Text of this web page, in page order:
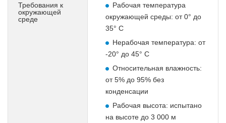
Требования к
окружающей
среде
Рабочая температура
окружающей среды: от 0° до
35° C
Нерабочая температура: от
-20° до 45° C
Относительная влажность:
от 5% до 95% без
конденсации
Рабочая высота: испытано
на высоте до 3 000 м